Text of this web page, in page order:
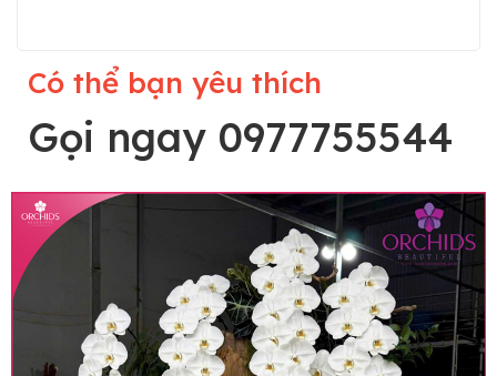
Có thể bạn yêu thích
Gọi ngay 0977755544